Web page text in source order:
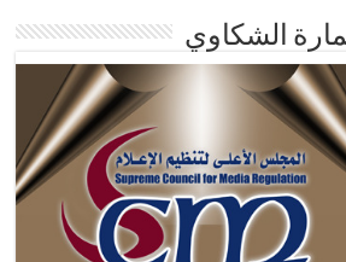
الشكاوي